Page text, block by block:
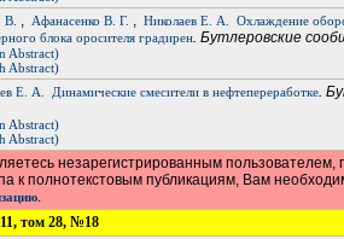
В. , Афанасенко В. Г. , Николаев Е. А.
Охлаждение
блока оросителя градирен. Бутлеровские
Abstract)
Abstract)
Е. А.
Динамические смесители в нефтепереработке.
Abstract)
Abstract)
незарегистрированным
к полнотекстовым публикациям, Вам
.
том 28, №18